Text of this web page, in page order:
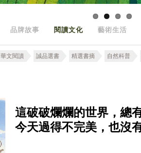
品牌故事 閱讀文化 藝術生活
華文閱讀 誠品選書 精選書摘 自然科普
這破破爛爛的世界，總
今天過得不完美，也沒